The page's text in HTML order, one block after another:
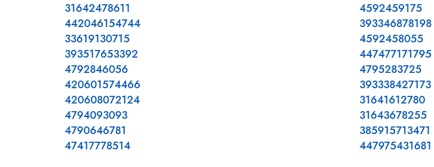
31642478611
442046154744
33619130715
393517653392
4792846056
420601574466
420608072124
4794093093
4790646781
47417778514
4592459175
393346878198
4592458055
447477171795
4795283725
393338427173
31641612780
31643678255
385915713471
447975431681